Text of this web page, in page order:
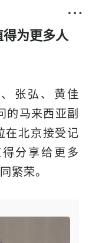

为更多人
张弘、黄佳
的马来西亚副
在北京接受记
分享给更多
繁荣。